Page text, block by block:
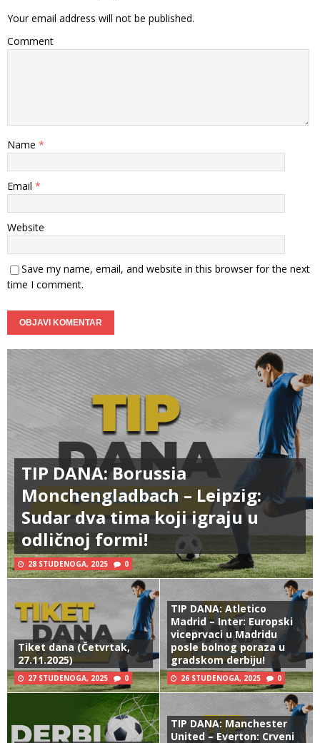
Your email address will not be published.
Comment
Name *
Email *
Website
Save my name, email, and website in this browser for the next
time I comment.
TIP DANA: Borussia
Monchengladbach – Leipzig:
Sudar dva tima koji igraju u
odličnoj formi!
28 STUDENOGA, 2025 0
Tiket dana (Četvrtak,
27.11.2025)
27 STUDENOGA, 2025 0
TIP DANA: Atletico
Madrid – Inter: Europski
viceprvaci u Madridu
posle bolnog poraza u
gradskom derbiju!
26 STUDENOGA, 2025 0
TIP DANA: Manchester
United – Everton: Crveni